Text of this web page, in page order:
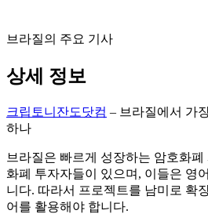
브라질의 주요 기사
상세 정보
크립토니잔도닷컴 – 브라질에서 가
하나
브라질은 빠르게 성장하는 암호화
화폐 투자자들이 있으며, 이들은 영
니다. 따라서 프로젝트를 남미로 확
어를 활용해야 합니다.